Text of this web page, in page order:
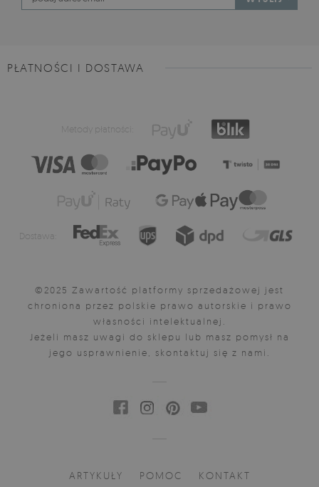
PŁATNOŚCI I DOSTAWA
Metody płatności:
Dostawa:
©2025 Zawartość platformy sprzedażowej jest
chroniona przez polskie prawo autorskie i prawo
własności intelektualnej.
Jeżeli masz uwagi do sklepu lub masz pomysł na
jego usprawnienie, skontaktuj się z nami.
ARTYKUŁY POMOC KONTAKT